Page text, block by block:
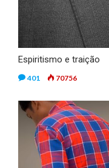
Espiritismo e traição
401 70756